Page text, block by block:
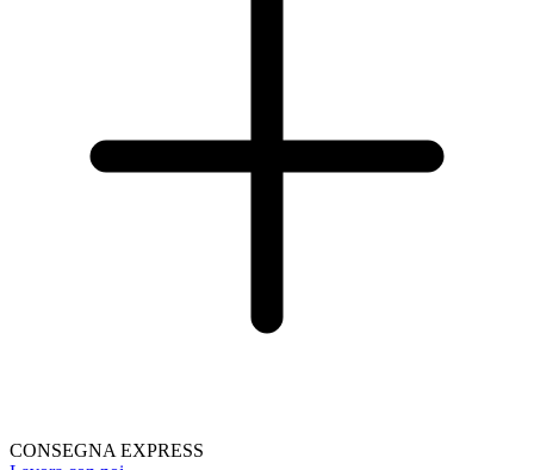
CONSEGNA EXPRESS